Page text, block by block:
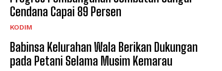
Cendana Capai 89 Persen
KODIM
Babinsa Kelurahan Wala Berikan Dukungan
pada Petani Selama Musim Kemarau